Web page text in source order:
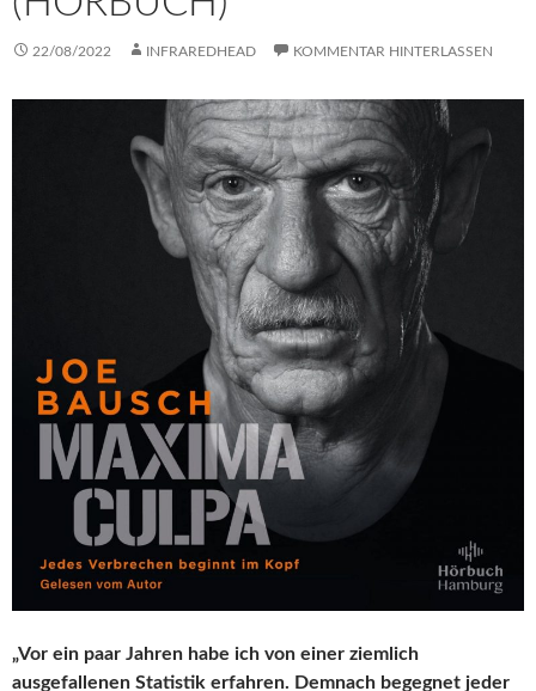
22/08/2022 INFRAREDHEAD KOMMENTAR HINTERLASSEN
„Vor ein paar Jahren habe ich von einer ziemlich
ausgefallenen Statistik erfahren. Demnach begegnet jeder